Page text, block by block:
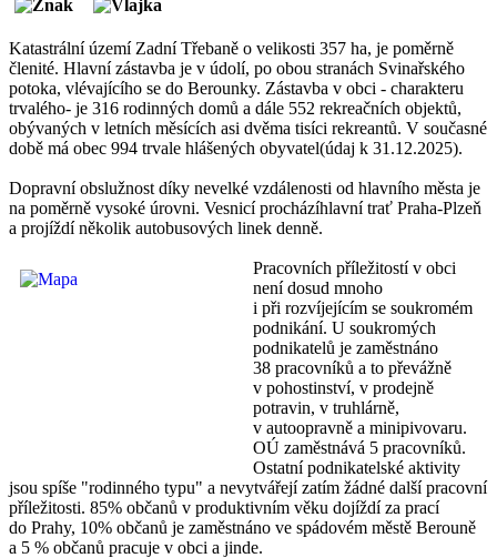
Katastrální území Zadní Třebaně o velikosti 357 ha, je poměrně
členité. Hlavní zástavba je v údolí, po obou stranách Svinařského
potoka, vlévajícího se do Berounky. Zástavba v obci - charakteru
trvalého- je 316 rodinných domů a dále 552 rekreačních objektů,
obývaných v letních měsících asi dvěma tisíci rekreantů. V současné
době má obec 994 trvale hlášených obyvatel(údaj k 31.12.2025).
Dopravní obslužnost díky nevelké vzdálenosti od hlavního města je
na poměrně vysoké úrovni. Vesnicí procházíhlavní trať Praha-Plzeň
a projíždí několik autobusových linek denně.
Pracovních příležitostí v obci
není dosud mnoho
i při rozvíjejícím se soukromém
podnikání. U soukromých
podnikatelů je zaměstnáno
38 pracovníků a to převážně
v pohostinství, v prodejně
potravin, v truhlárně,
v autoopravně a minipivovaru.
OÚ zaměstnává 5 pracovníků.
Ostatní podnikatelské aktivity
jsou spíše "rodinného typu" a nevytvářejí zatím žádné další pracovní
příležitosti. 85% občanů v produktivním věku dojíždí za prací
do Prahy, 10% občanů je zaměstnáno ve spádovém městě Berouně
a 5 % občanů pracuje v obci a jinde.